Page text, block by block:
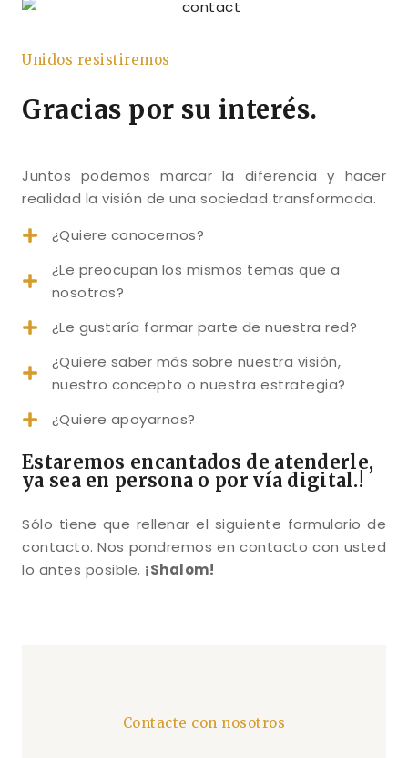
Unidos resistiremos
Gracias por su interés.
Juntos podemos marcar la diferencia y hacer
realidad la visión de una sociedad transformada.
¿Quiere conocernos?
¿Le preocupan los mismos temas que a
nosotros?
¿Le gustaría formar parte de nuestra red?
¿Quiere saber más sobre nuestra visión,
nuestro concepto o nuestra estrategia?
¿Quiere apoyarnos?
Estaremos encantados de atenderle,
ya sea en persona o por vía digital.!
Sólo tiene que rellenar el siguiente formulario de
contacto. Nos pondremos en contacto con usted
lo antes posible. ¡Shalom!
Contacte con nosotros